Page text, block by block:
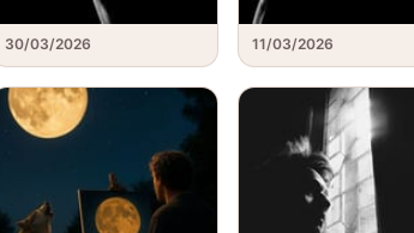
30/03/2026 11/03/2026